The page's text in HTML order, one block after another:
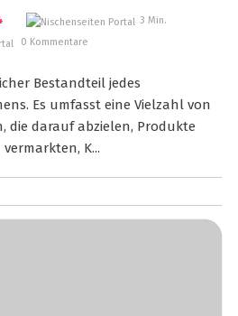
3 Min.
0 Kommentare
Bestandteil jedes
Es umfasst eine Vielzahl von
die darauf abzielen, Produkte
K...